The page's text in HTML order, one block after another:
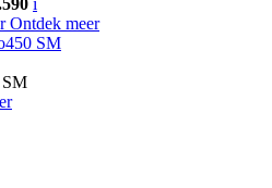
Ontdek meer
SM
SM